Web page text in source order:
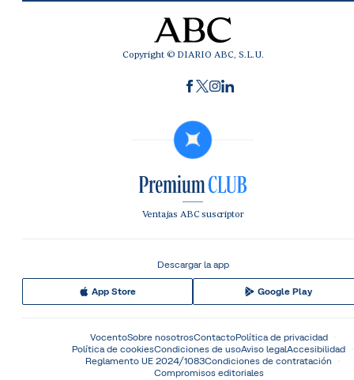
Copyright © DIARIO ABC, S.L.U.
Ventajas ABC suscriptor
Descargar la app
App Store Google Play
VocentoSobre nosotrosContactoPolítica de privacidad
Política de cookiesCondiciones de usoAviso legalAccesibilidad
Reglamento UE 2024/1083Condiciones de contratación
Compromisos editoriales